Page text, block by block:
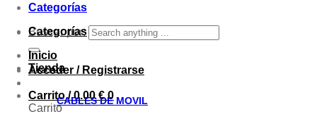
Categorías
Buscar por:
Acceder / Registrarse
Carrito /0.00€ 0
Carrito
Categorías
Inicio
Tienda
CABLES DE MOVIL